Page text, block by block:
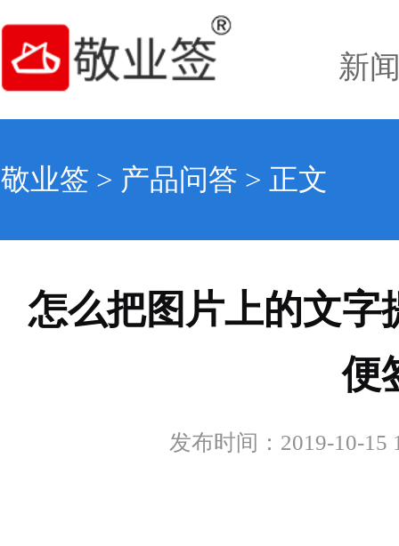
新闻
敬业签 > 产品问答 > 正文
怎么把图片上的文字
便
发布时间：2019-10-15